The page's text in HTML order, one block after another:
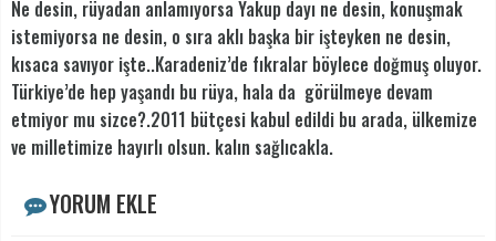
Ne desin, rüyadan anlamıyorsa Yakup dayı ne desin, konuşmak
istemiyorsa ne desin, o sıra aklı başka bir işteyken ne desin,
kısaca savıyor işte..Karadeniz’de fıkralar böylece doğmuş oluyor.
Türkiye’de hep yaşandı bu rüya, hala da görülmeye devam
etmiyor mu sizce?.2011 bütçesi kabul edildi bu arada, ülkemize
ve milletimize hayırlı olsun. kalın sağlıcakla.
YORUM EKLE